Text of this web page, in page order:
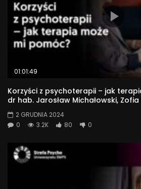
01:01:49
Korzyści z psychoterapii – jak
dr hab. Jarosław Michałowski, Zofia
2 GRUDNIA 2024
0
3.2K 80 0